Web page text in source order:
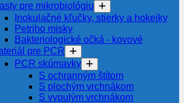
pre mikrobiológiu
Inokulačné kľučky, stierky a hokejky
Petriho misky
Bakteriologické očká - kovové
pre PCR
PCR skúmavky
S ochranným štítom
S plochým vrchnákom
S vypulým vrchnákom